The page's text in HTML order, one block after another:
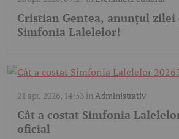
Cristian Gentea, anunțul zilei
Simfonia Lalelelor!
21 apr. 2026, 14:53înAdministrativ
Cât a costat Simfonia
oficial